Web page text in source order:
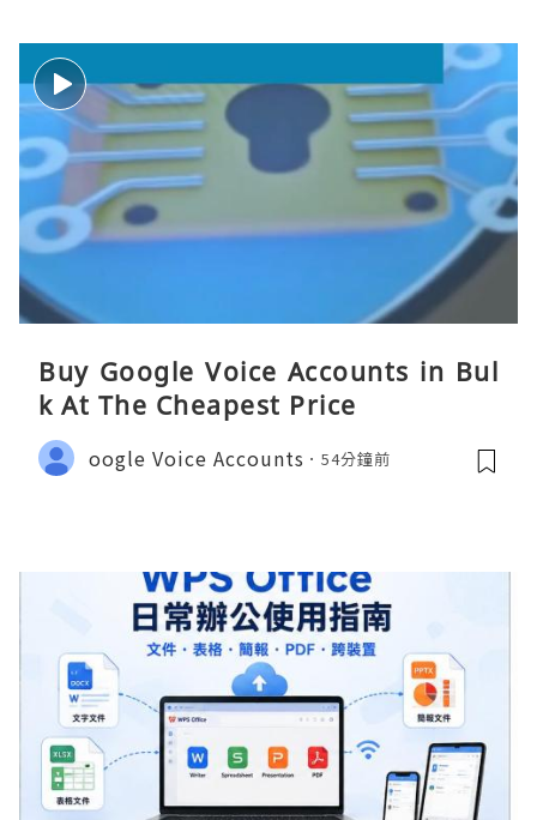
Buy Google Voice Accounts in Bul
k At The Cheapest Price
oogle Voice Accounts 54分鐘前